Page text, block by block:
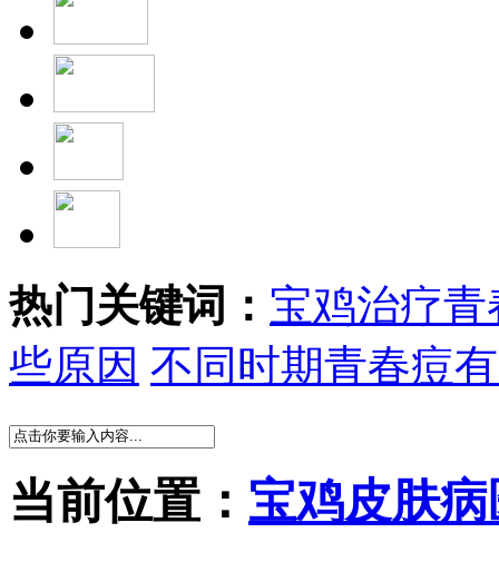
热门关键词： 宝鸡治疗
些原因 不同时期青春痘
当前位置： 宝鸡皮肤